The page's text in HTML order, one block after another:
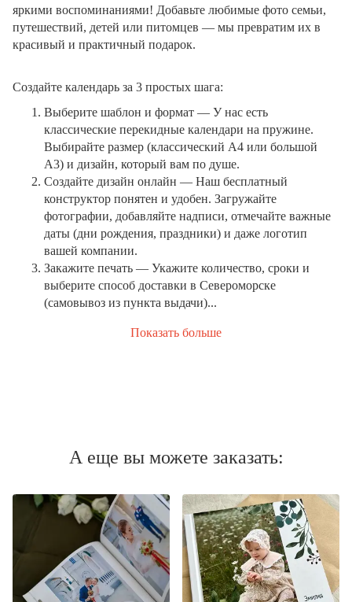
яркими воспоминаниями! Добавьте любимые фото семьи,
путешествий, детей или питомцев — мы превратим их в
красивый и практичный подарок.
Создайте календарь за 3 простых шага:
Выберите шаблон и формат — У нас есть
классические перекидные календари на пружине.
Выбирайте размер (классический A4 или большой
A3) и дизайн, который вам по душе.
Создайте дизайн онлайн — Наш бесплатный
конструктор понятен и удобен. Загружайте
фотографии, добавляйте надписи, отмечайте важные
даты (дни рождения, праздники) и даже логотип
вашей компании.
Закажите печать — Укажите количество, сроки и
выберите способ доставки в Североморске
(самовывоз из пункта выдачи)...
Показать больше
А еще вы можете заказать: